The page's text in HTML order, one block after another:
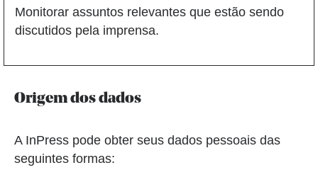
Monitorar assuntos relevantes que estão sendo
discutidos pela imprensa.
Origem dos dados
A InPress pode obter seus dados pessoais das
seguintes formas: